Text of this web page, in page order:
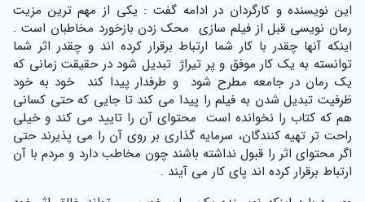
این نویسنده و کارگردان در ادامه گفت : یکی از مهم ترین مزیت
رمان نویسی قبل از فیلم سازی محک زدن بازخورد مخاطبان است .
اینکه آنها چقدر با کار شما ارتباط برقرار کرده اند و چقدر اثر شما
توانسته به یک کار موفق و پر تیراژ تبدیل شود در حقیقت زمانی که
یک رمان در جامعه مطرح شود و طرفدار پیدا کند خود به خود
ظرفیت تبدیل شدن به فیلم را پیدا می کند تا جایی که حتی کسانی
هم که کتاب را نخوانده است محتوای آن را تایید می کند و خیلی
راحت تر تهیه کنندگان، سرمایه گذاری بر روی آن را می پذیرند حتی
اگر محتوای اثر را قبول نداشته باشند چون مخاطب دارد و مردم با آن
ارتباط برقرار کرده اند پای کار می آیند .